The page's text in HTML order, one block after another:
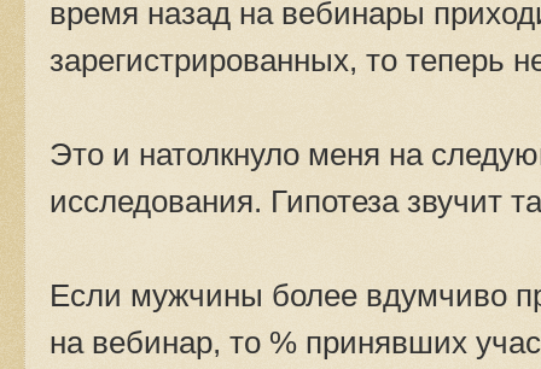
время назад на вебинары
зарегистрированных, то теперь
Это и натолкнуло меня на
исследования. Гипотеза звучит
Если мужчины более вдумчиво
на вебинар, то % принявших